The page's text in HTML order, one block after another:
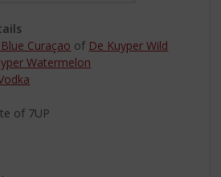
Curaçao of De Kuyper Wild
Watermelon
of 7UP